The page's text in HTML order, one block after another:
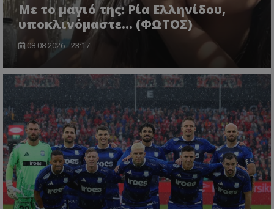
Με το μαγιό της: Ρία Ελληνίδου,
υποκλινόμαστε… (ΦΩΤΟΣ)
08.08.2026 - 23:17